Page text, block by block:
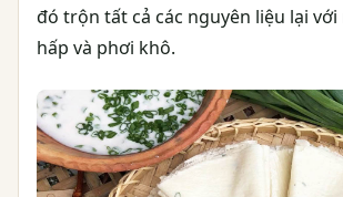
đó trộn tất cả các nguyên liệu lại
hấp và phơi khô.